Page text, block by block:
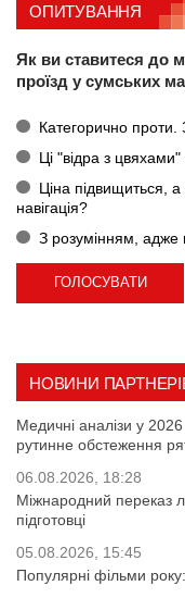
ОПИТУВАННЯ
Як ви ставитеся до
проїзд у сумських
Категорично проти.
Ці "відра з
Ціна підвищиться,
навігація?
З розумінням, адже
НОВИНИ
Медичні аналізи у
рутинне обстеження
06.08.2026, 18:28
Міжнародний переказ
підготовці
05.08.2026, 15:45
Популярні фільми